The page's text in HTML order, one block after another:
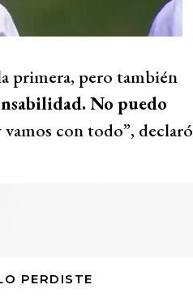
primera, pero también
No puedo
vamos con todo”, declaró
PERDISTE